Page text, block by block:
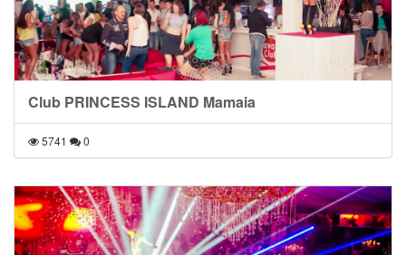
Club PRINCESS ISLAND Mamaia
5741 0